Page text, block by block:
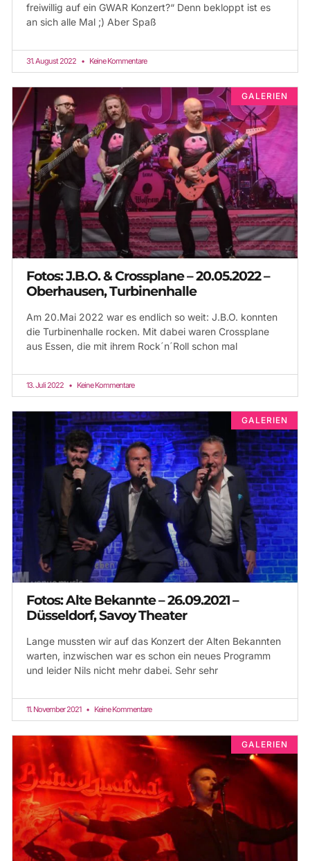
freiwillig auf ein GWAR Konzert?“ Denn bekloppt ist es
an sich alle Mal ;) Aber Spaß
31. August 2022 Keine Kommentare
GALERIEN
Fotos: J.B.O. & Crossplane – 20.05.2022 –
Oberhausen, Turbinenhalle
Am 20.Mai 2022 war es endlich so weit: J.B.O. konnten
die Turbinenhalle rocken. Mit dabei waren Crossplane
aus Essen, die mit ihrem Rock´n´Roll schon mal
13. Juli 2022 Keine Kommentare
GALERIEN
Fotos: Alte Bekannte – 26.09.2021 –
Düsseldorf, Savoy Theater
Lange mussten wir auf das Konzert der Alten Bekannten
warten, inzwischen war es schon ein neues Programm
und leider Nils nicht mehr dabei. Sehr sehr
11. November 2021 Keine Kommentare
GALERIEN